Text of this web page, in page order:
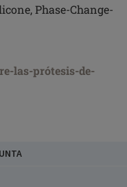
Phase-Change-
las-prótesis-de-